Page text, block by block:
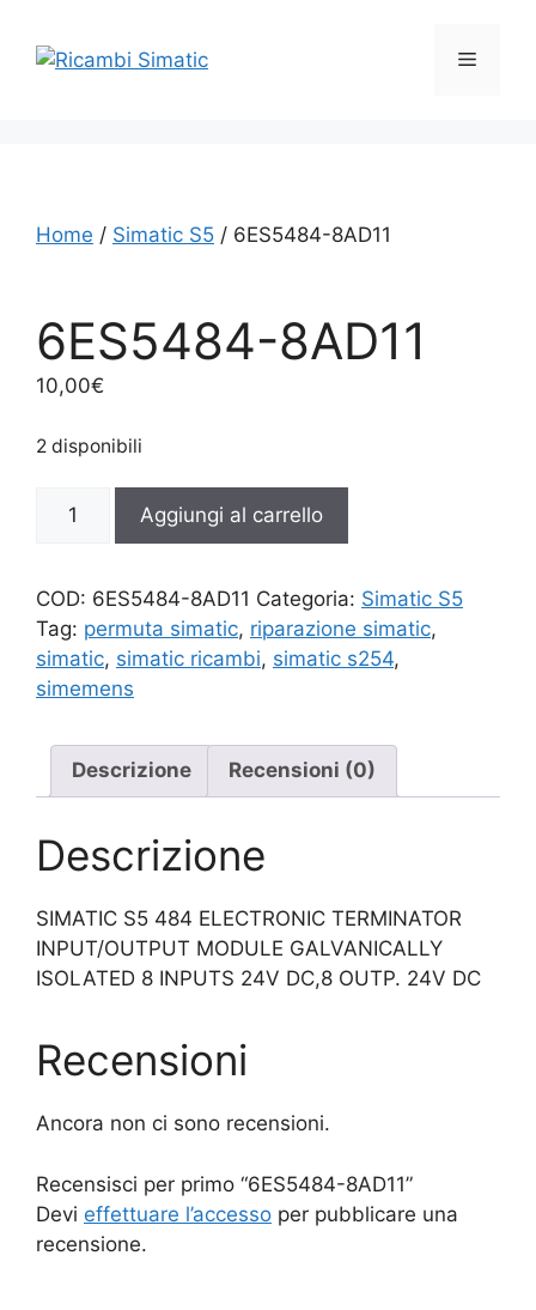
contenuto
Menu
Home / Simatic S5 / 6ES5484-8AD11
6ES5484-8AD11
10,00€
2 disponibili
8AD11
Aggiungi al carrello
COD: 6ES5484-8AD11 Categoria: Simatic S5
Tag: permuta simatic, riparazione simatic,
simatic, simatic ricambi, simatic s254,
simemens
Descrizione Recensioni (0)
Descrizione
SIMATIC S5 484 ELECTRONIC TERMINATOR
INPUT/OUTPUT MODULE GALVANICALLY
ISOLATED 8 INPUTS 24V DC,8 OUTP. 24V DC
Recensioni
Ancora non ci sono recensioni.
Recensisci per primo “6ES5484-8AD11”
Devi effettuare l’accesso per pubblicare una
recensione.